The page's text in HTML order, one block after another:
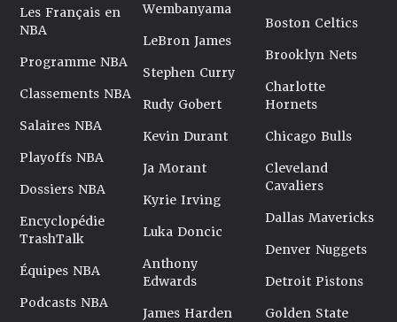
Les Français en
NBA
Programme NBA
Classements NBA
Salaires NBA
Playoffs NBA
Dossiers NBA
Encyclopédie
TrashTalk
Équipes NBA
Podcasts NBA
Wembanyama
LeBron James
Stephen Curry
Rudy Gobert
Kevin Durant
Ja Morant
Kyrie Irving
Luka Doncic
Anthony
Edwards
James Harden
Boston Celtics
Brooklyn Nets
Charlotte
Hornets
Chicago Bulls
Cleveland
Cavaliers
Dallas Mavericks
Denver Nuggets
Detroit Pistons
Golden State